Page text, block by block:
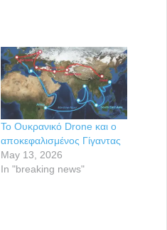
Το Ουκρανικό Drone και ο
αποκεφαλισμένος Γίγαντας
May 13, 2026
In "breaking news"